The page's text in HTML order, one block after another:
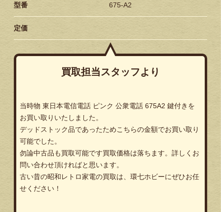
型番 675-A2
定価
買取担当スタッフより
当時物 東日本電信電話 ピンク 公衆電話 675A2 鍵付きを
お買い取りいたしました。
デッドストック品であったためこちらの金額でお買い取り
可能でした。
勿論中古品も買取可能です買取価格は落ちます。詳しくお
問い合わせ頂ければと思います。
古い昔の昭和レトロ家電の買取は、環七ホビーにぜひお任
せください！